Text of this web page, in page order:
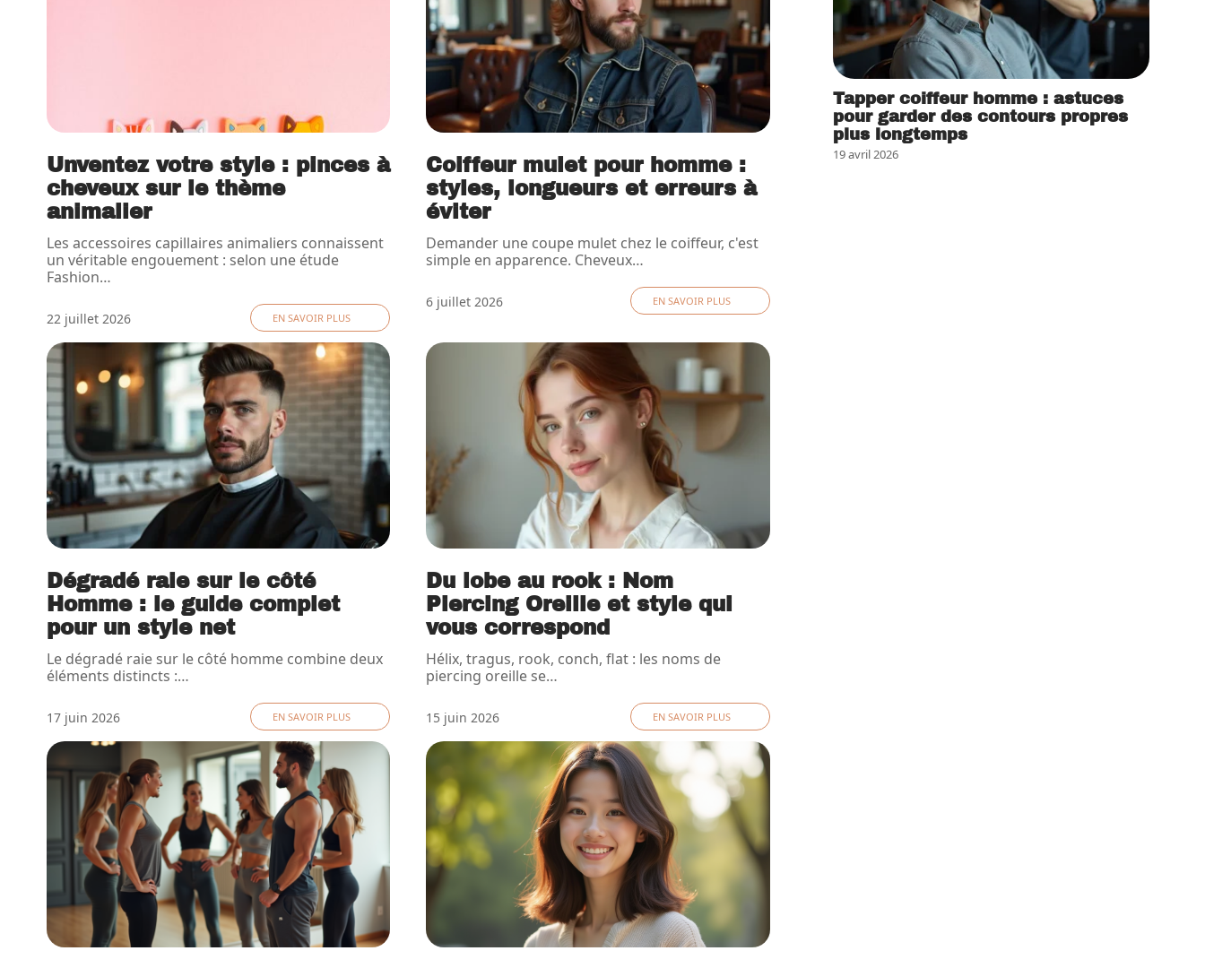
Unventez votre style : pinces à
cheveux sur le thème
animalier
Les accessoires capillaires animaliers connaissent
un véritable engouement : selon une étude
Fashion…
22 juillet 2026 EN SAVOIR PLUS
Coiffeur mulet pour homme :
styles, longueurs et erreurs à
éviter
Demander une coupe mulet chez le coiffeur, c'est
simple en apparence. Cheveux…
6 juillet 2026 EN SAVOIR PLUS
Dégradé raie sur le côté
Homme : le guide complet
pour un style net
Le dégradé raie sur le côté homme combine deux
éléments distincts :…
17 juin 2026 EN SAVOIR PLUS
Du lobe au rook : Nom
Piercing Oreille et style qui
vous correspond
Hélix, tragus, rook, conch, flat : les noms de
piercing oreille se…
15 juin 2026 EN SAVOIR PLUS
Tapper coiffeur homme : astuces
pour garder des contours propres
plus longtemps
19 avril 2026